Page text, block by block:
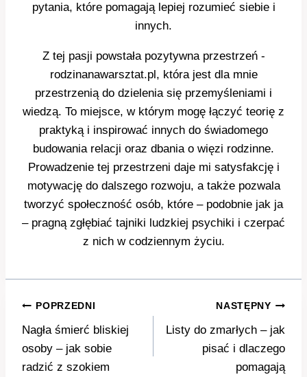
pytania, które pomagają lepiej rozumieć siebie i
innych.
Z tej pasji powstała pozytywna przestrzeń -
rodzinanawarsztat.pl, która jest dla mnie
przestrzenią do dzielenia się przemyśleniami i
wiedzą. To miejsce, w którym mogę łączyć teorię z
praktyką i inspirować innych do świadomego
budowania relacji oraz dbania o więzi rodzinne.
Prowadzenie tej przestrzeni daje mi satysfakcję i
motywację do dalszego rozwoju, a także pozwala
tworzyć społeczność osób, które – podobnie jak ja
– pragną zgłębiać tajniki ludzkiej psychiki i czerpać
z nich w codziennym życiu.
Nawigacja
wpisu
POPRZEDNI
Nagła śmierć bliskiej
osoby – jak sobie
radzić z szokiem
NASTĘPNY
Listy do zmarłych – jak
pisać i dlaczego
pomagają